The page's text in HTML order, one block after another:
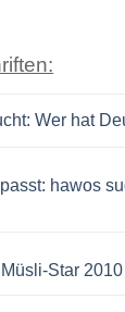
Wer hat
hawos
Star